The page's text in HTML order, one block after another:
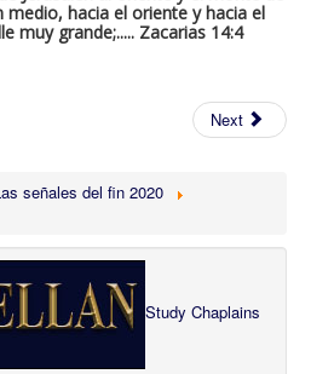
hacia el oriente y hacia el
muy grande;..... Zacarias 14:4
Next
señales del fin 2020
Study Chaplains